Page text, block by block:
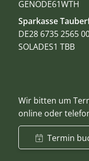
GENODE61WTH
Sparkasse
DE28 6735 2565
SOLADES1 TBB
Wir bitten um
online oder
Termin